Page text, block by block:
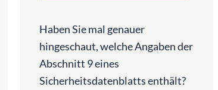
Haben Sie mal genauer
hingeschaut, welche Angaben der
Abschnitt 9 eines
Sicherheitsdatenblatts enthält?